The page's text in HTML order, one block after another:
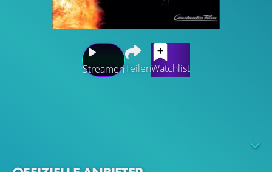
StreamenTeilenWatchlist
Dort, wo er auftaucht, hinterlässt er Zerstörung, und zwar